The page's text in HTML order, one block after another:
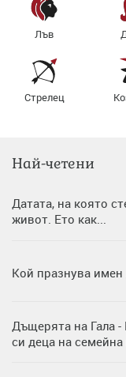
Лъв
Стрелец
Най-четени
Датата, на която
живот. Ето как...
Кой празнува имен
Дъщерята на Гала
си деца на